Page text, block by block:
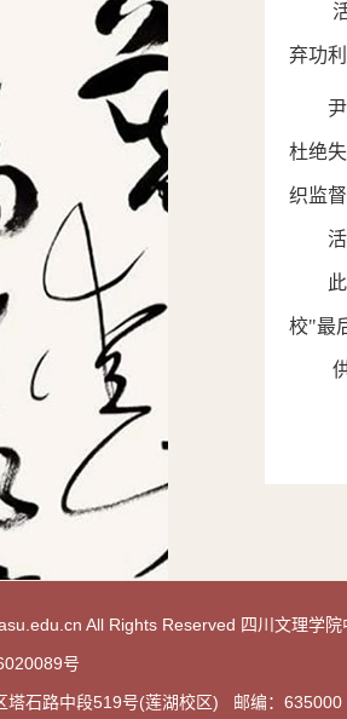
弃功
杜绝
织监
校"最
All Rights Reserved 四川文理学
号
塔石路中段519号(莲湖校区) 邮编：